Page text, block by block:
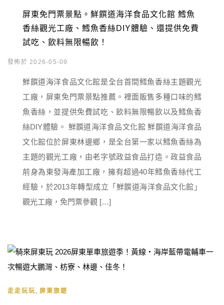
屏東免門票景點。鮮饌道海洋食品文化館 鱈魚
香絲觀光工廠、鱈魚香絲DIY體驗、還提供免費
試吃、飲料無限暢飲！
發佈於 2026-05-09
鮮饌道海洋食品文化館是全台首間鱈魚香絲主題觀光
工廠，屏東免門票景點推薦。裡面販售多種口味的鱈
魚香絲，並提供免費試吃、飲料無限暢飲以及鱈魚香
絲DIY體驗。 鮮饌道海洋食品文化館 鮮饌道海洋食品
文化館位於屏東林邊鄉，是全台第一家以鱈魚香絲為
主題的觀光工廠，由老字號政益食品打造。政益食品
前身為東發海產加工廠，擁有超過40年鱈魚香絲代工
經驗，於2013年轉型成立「鮮饌道海洋食品文化館」
觀光工廠，免門票參觀 […]
走走玩玩 屏東旅遊